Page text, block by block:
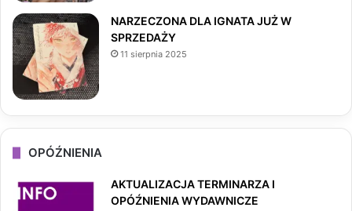
NARZECZONA DLA IGNATA JUŻ W
SPRZEDAŻY
11 sierpnia 2025
OPÓŹNIENIA
AKTUALIZACJA TERMINARZA I
OPÓŹNIENIA WYDAWNICZE